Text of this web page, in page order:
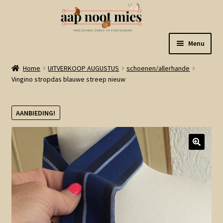
naar
navigatie
de
inhoud
Menu
Welkom
Winkel
Mijn account
Winkelmand
Home UITVERKOOP AUGUSTUS
schoenen/allerhande
Vingino stropdas blauwe streep nieuw
AANBIEDING!